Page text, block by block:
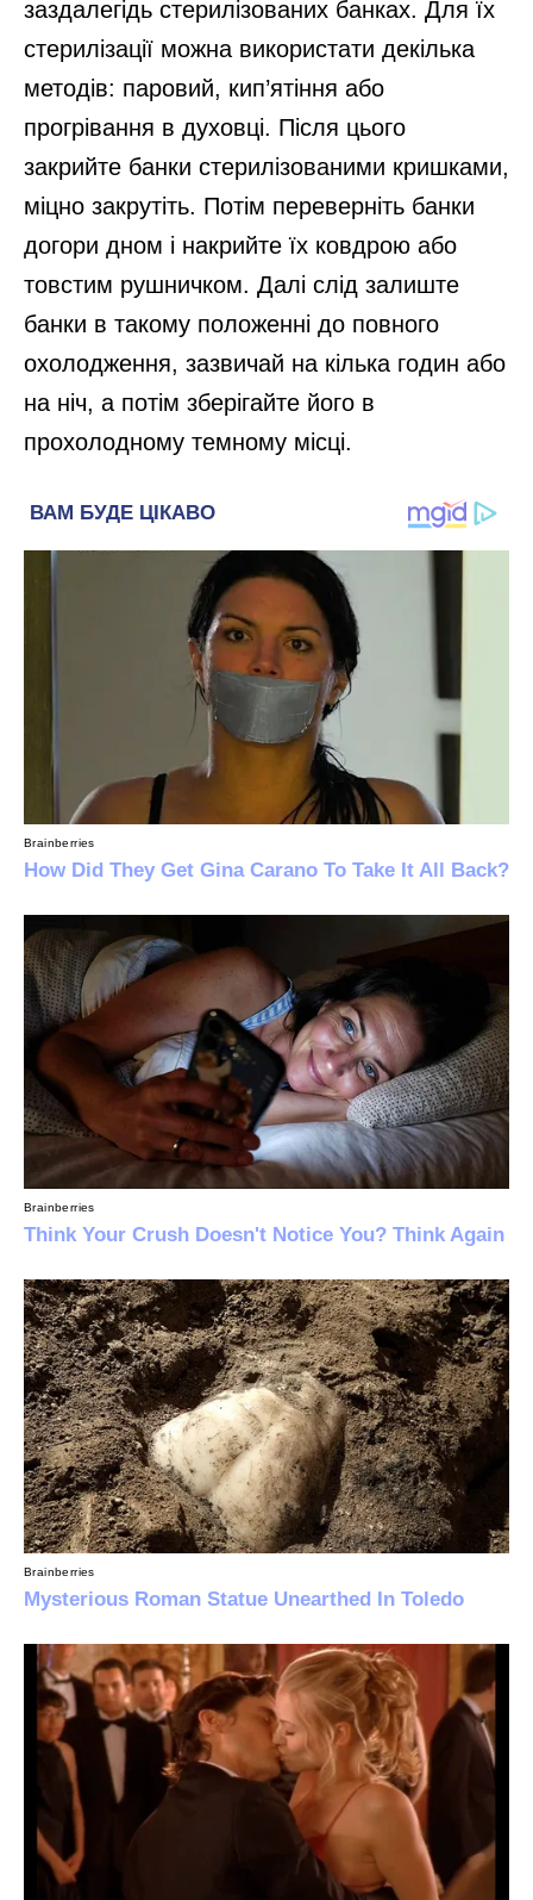
заздалегідь стерилізованих банках. Для їх
стерилізації можна використати декілька
методів: паровий, кип’ятіння або
прогрівання в духовці. Після цього
закрийте банки стерилізованими кришками,
міцно закрутіть. Потім переверніть банки
догори дном і накрийте їх ковдрою або
товстим рушничком. Далі слід залиште
банки в такому положенні до повного
охолодження, зазвичай на кілька годин або
на ніч, а потім зберігайте його в
прохолодному темному місці.